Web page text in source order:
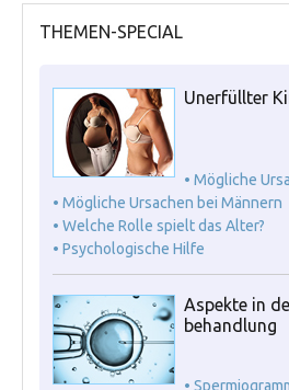
THEMEN-SPECIAL
Unerfüllter
• Mögliche
• Mögliche Ursachen bei Männern
• Welche Rolle spielt das Alter?
• Psychologische Hilfe
Aspekte in
behandlung
•